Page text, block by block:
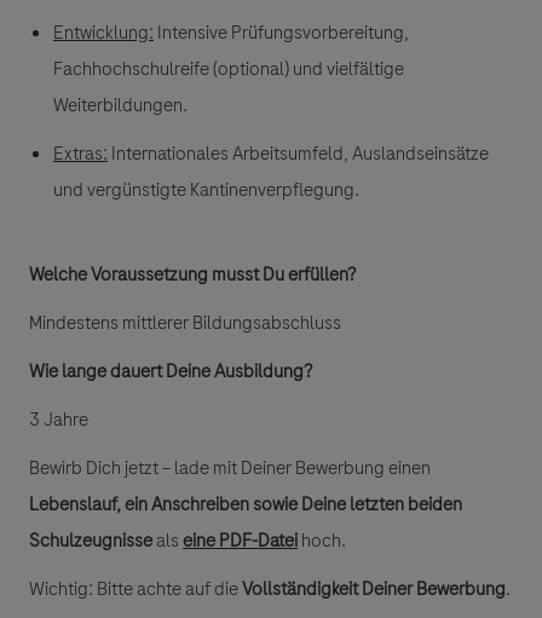
Entwicklung: Intensive Prüfungsvorbereitung,
Fachhochschulreife (optional) und vielfältige
Weiterbildungen.
Extras: Internationales Arbeitsumfeld, Auslandseinsätze
und vergünstigte Kantinenverpflegung.
Welche Voraussetzung musst Du erfüllen?
Mindestens mittlerer Bildungsabschluss
Wie lange dauert Deine Ausbildung?
3 Jahre
Bewirb Dich jetzt – lade mit Deiner Bewerbung einen
Lebenslauf, ein Anschreiben sowie Deine letzten beiden
Schulzeugnissealseine PDF-Dateihoch.
Wichtig: Bitte achte auf dieVollständigkeit Deiner Bewerbung.